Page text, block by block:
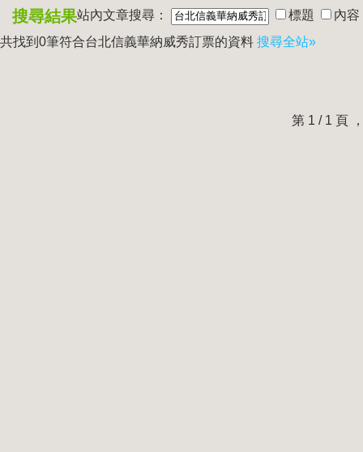
搜尋結果站內文章搜尋： 標題
內容
共找到0筆符合台北信義華納威秀訂票的資料 搜尋全站»
第 1 / 1